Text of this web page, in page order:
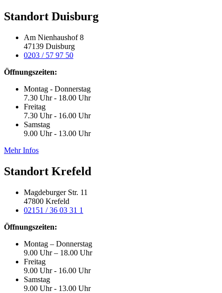
Standort Duisburg
Am Nienhaushof 8
47139 Duisburg
0203 / 57 97 50
Öffnungszeiten:
Montag - Donnerstag
7.30 Uhr - 18.00 Uhr
Freitag
7.30 Uhr - 16.00 Uhr
Samstag
9.00 Uhr - 13.00 Uhr
Mehr Infos
Standort Krefeld
Magdeburger Str. 11
47800 Krefeld
02151 / 36 03 31 1
Öffnungszeiten:
Montag – Donnerstag
9.00 Uhr – 18.00 Uhr
Freitag
9.00 Uhr - 16.00 Uhr
Samstag
9.00 Uhr - 13.00 Uhr